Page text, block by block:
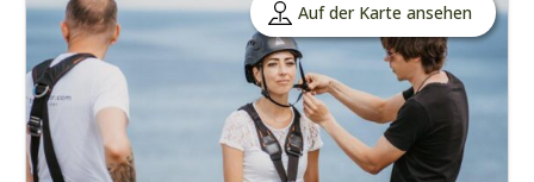
Auf der Karte ansehen